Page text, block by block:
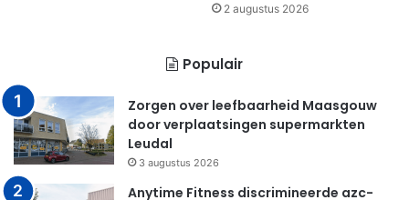
2 augustus 2026
Populair
Zorgen over leefbaarheid Maasgouw
door verplaatsingen supermarkten
Leudal
3 augustus 2026
Anytime Fitness discrimineerde azc-